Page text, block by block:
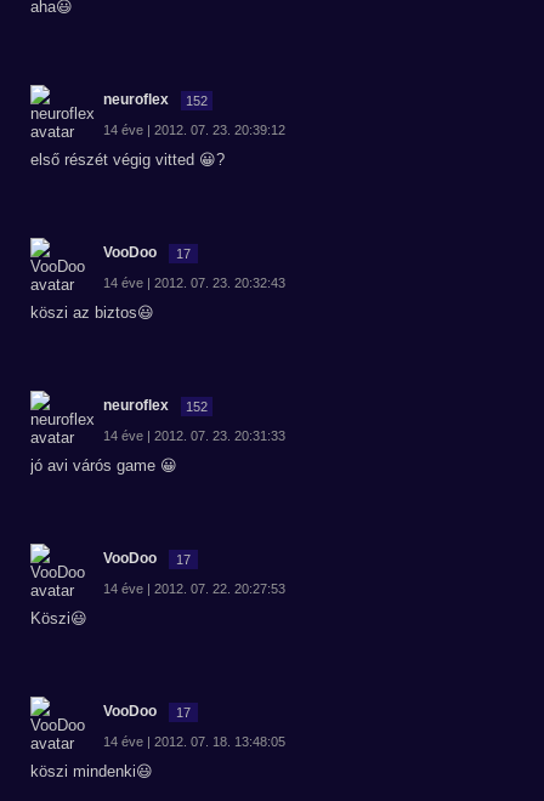
aha😃
neuroflex 152
14 éve | 2012. 07. 23. 20:39:12
első részét végig vitted 😀?
VooDoo 17
14 éve | 2012. 07. 23. 20:32:43
köszi az biztos😃
neuroflex 152
14 éve | 2012. 07. 23. 20:31:33
jó avi várós game 😀
VooDoo 17
14 éve | 2012. 07. 22. 20:27:53
Köszi😃
VooDoo 17
14 éve | 2012. 07. 18. 13:48:05
köszi mindenki😃